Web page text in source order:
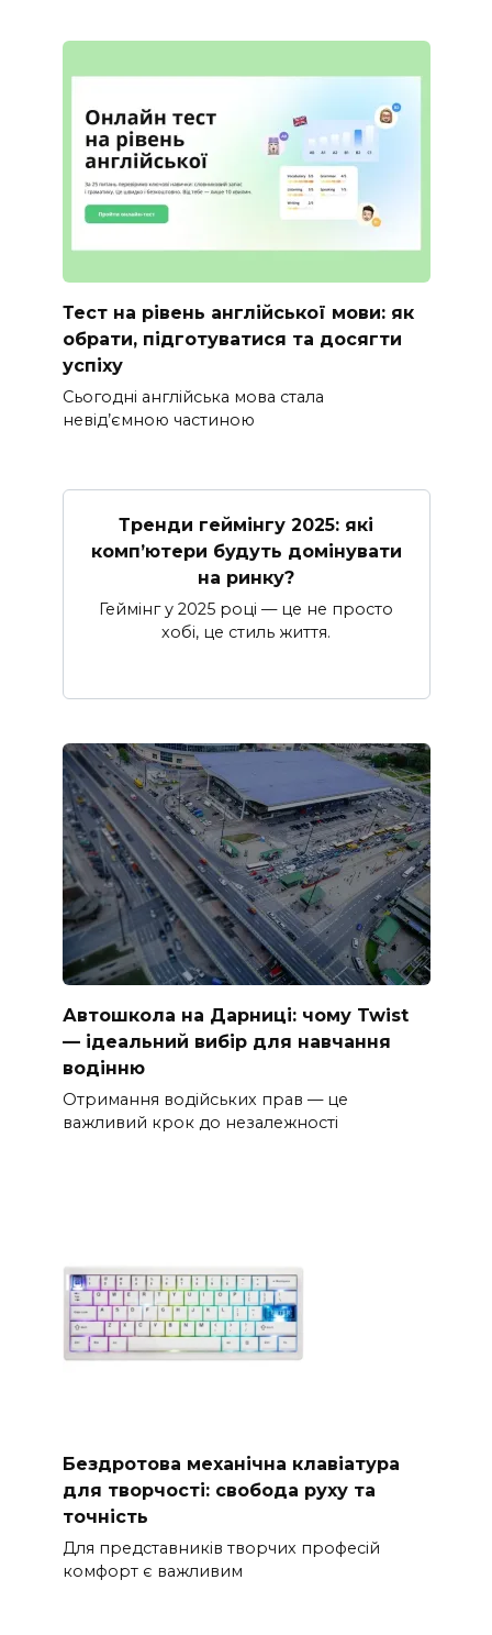
Тест на рівень англійської мови: як
обрати, підготуватися та досягти
успіху
Сьогодні англійська мова стала
невід’ємною частиною
Тренди геймінгу 2025: які
комп’ютери будуть домінувати
на ринку?
Геймінг у 2025 році — це не просто
хобі, це стиль життя.
Автошкола на Дарниці: чому Twist
— ідеальний вибір для навчання
водінню
Отримання водійських прав — це
важливий крок до незалежності
Бездротова механічна клавіатура
для творчості: свобода руху та
точність
Для представників творчих професій
комфорт є важливим